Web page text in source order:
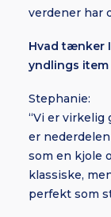
verdener har
Hvad tænker
yndlings
Stephanie:
“Vi er virkelig
er
som en kjole
klassiske,
perfekt som